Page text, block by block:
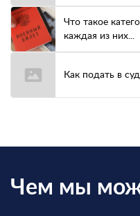
Что такое
каждая из них...
Как подать в
Чем мы